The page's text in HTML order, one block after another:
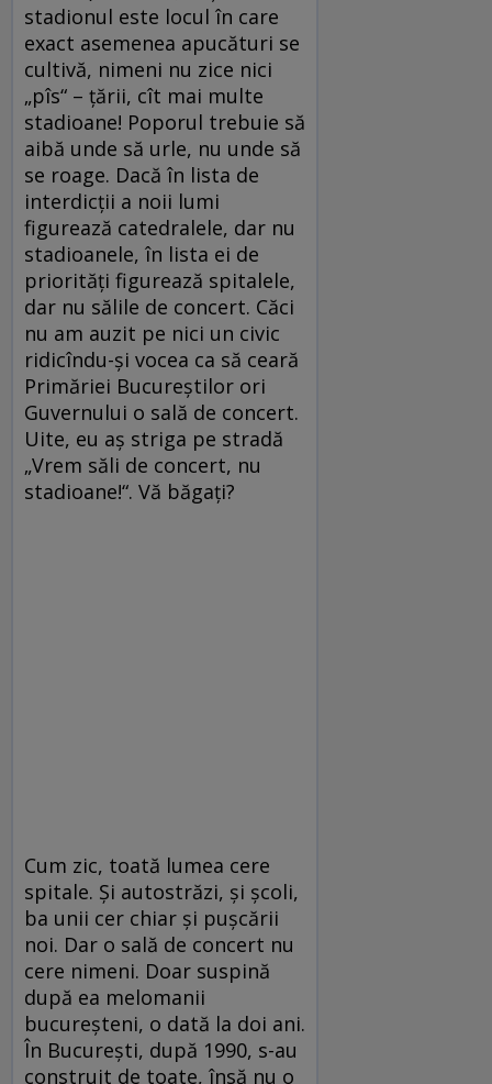
stadionul este locul în care
exact asemenea apucături se
cultivă, nimeni nu zice nici
„pîs“ – țării, cît mai multe
stadioane! Poporul trebuie să
aibă unde să urle, nu unde să
se roage. Dacă în lista de
interdicții a noii lumi
figurează catedralele, dar nu
stadioanele, în lista ei de
priorități figurează spitalele,
dar nu sălile de concert. Căci
nu am auzit pe nici un civic
ridicîndu-și vocea ca să ceară
Primăriei Bucureștilor ori
Guvernului o sală de concert.
Uite, eu aș striga pe stradă
„Vrem săli de concert, nu
stadioane!“. Vă băgați?
Cum zic, toată lumea cere
spitale. Și autostrăzi, și școli,
ba unii cer chiar și pușcării
noi. Dar o sală de concert nu
cere nimeni. Doar suspină
după ea melomanii
bucureșteni, o dată la doi ani.
În București, după 1990, s-au
construit de toate, însă nu o